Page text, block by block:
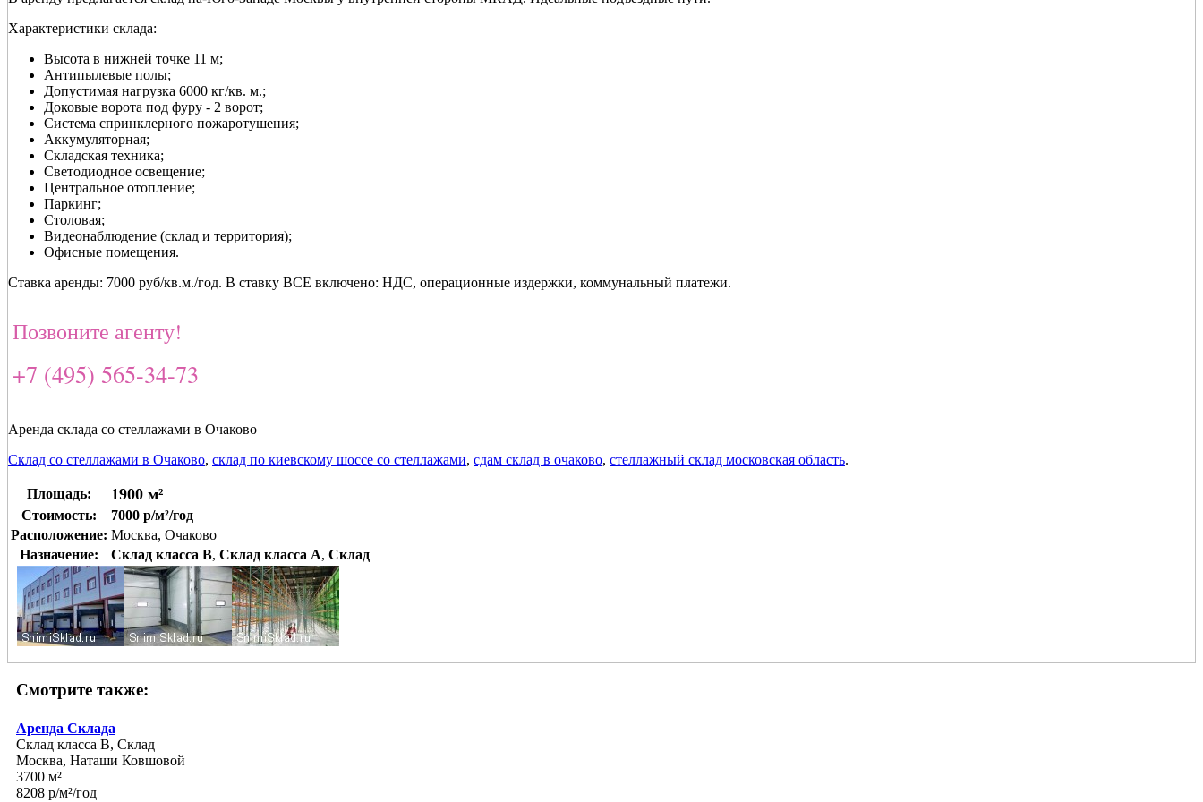
Характеристики склада:
Высота в нижней точке 11 м;
Антипылевые полы;
Допустимая нагрузка 6000 кг/кв. м.;
Доковые ворота под фуру - 2 ворот;
Система спринклерного пожаротушения;
Аккумуляторная;
Складская техника;
Светодиодное освещение;
Центральное отопление;
Паркинг;
Столовая;
Видеонаблюдение (склад и территория);
Офисные помещения.
Ставка аренды: 7000 руб/кв.м./год. В cтавку ВСЕ включено: НДС, операционные издержки, коммунальный платежи.
Позвоните агенту!
+7 (495) 565-34-73
Аренда склада со стеллажами в Очаково
Склад со стеллажами в Очаково, склад по киевскому шоссе со стеллажами, сдам склад в очаково, стеллажный склад московская область.
Площадь: 1900 м²
Стоимость:
7000 р/м²/год
Расположение: Москва, Очаково
Назначение:
Склад класса B, Склад класса A, Склад
Смотрите также:
Аренда Склада
Склад класса B, Склад
Москва, Наташи Ковшовой
3700 м²
8208 р/м²/год